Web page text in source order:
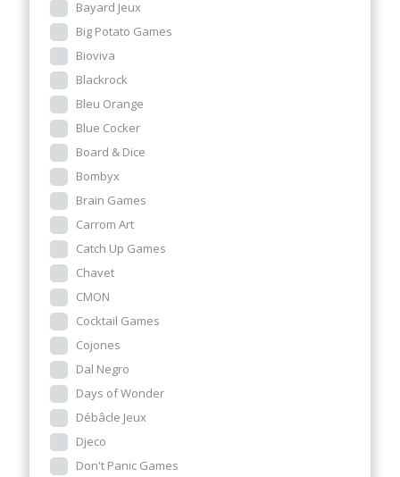
Bayard Jeux
Big Potato Games
Bioviva
Blackrock
Bleu Orange
Blue Cocker
Board & Dice
Bombyx
Brain Games
Carrom Art
Catch Up Games
Chavet
CMON
Cocktail Games
Cojones
Dal Negro
Days of Wonder
Débâcle Jeux
Djeco
Don't Panic Games